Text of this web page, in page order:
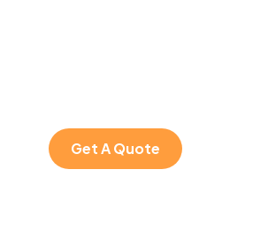
Get A Quote